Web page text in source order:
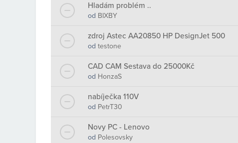
Hladám problém ..
od BIXBY
zdroj Astec AA20850 HP DesignJet 500
od testone
CAD CAM Sestava do 25000Kč
od HonzaS
nabíječka 110V
od PetrT30
Novy PC - Lenovo
od Polesovsky